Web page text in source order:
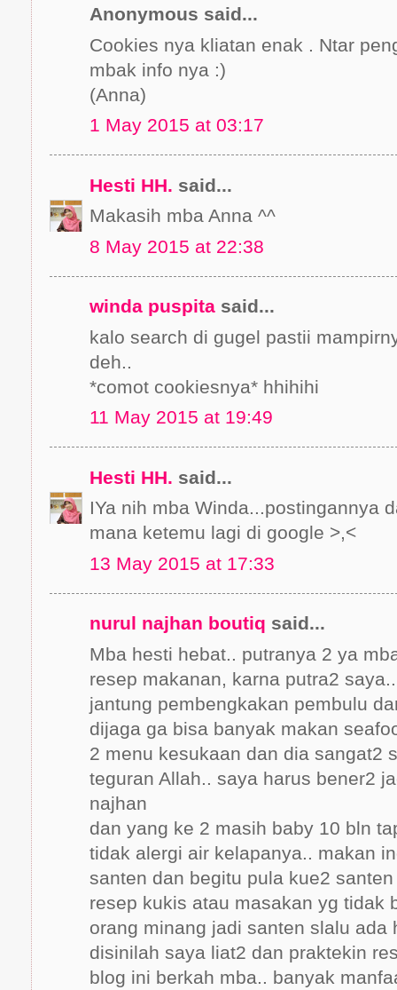
Anonymous said...
Cookies nya kliatan enak . Ntar
mbak info nya :)
(Anna)
1 May 2015 at 03:17
Hesti HH. said...
Makasih mba Anna ^^
8 May 2015 at 22:38
winda puspita said...
kalo search di gugel pastii
deh..
*comot cookiesnya* hhihihi
11 May 2015 at 19:49
Hesti HH. said...
IYa nih mba Winda...postingannya
mana ketemu lagi di google >,<
13 May 2015 at 17:33
nurul najhan boutiq said...
Mba hesti hebat.. putranya 2 ya
resep makanan, karna putra2
jantung pembengkakan pembulu
dijaga ga bisa banyak makan
2 menu kesukaan dan dia sangat2
teguran Allah.. saya harus bener2
najhan
dan yang ke 2 masih baby 10 bln
tidak alergi air kelapanya.. makan
santen dan begitu pula kue2
resep kukis atau masakan yg tidak
orang minang jadi santen slalu ada
disinilah saya liat2 dan praktekin
blog ini berkah mba.. banyak